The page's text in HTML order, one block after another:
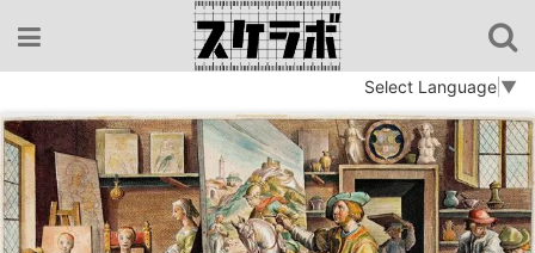
テ
ツ
へ
ス
キ
Select Language ▼